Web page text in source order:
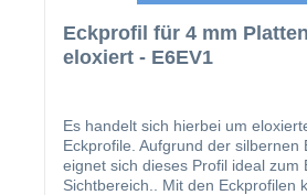
Eckprofil für 4 mm
eloxiert - E6EV1
Es handelt sich hierbei um
Eckprofile. Aufgrund der silbernen
eignet sich dieses Profil ideal zum
Sichtbereich.. Mit den Eckprofilen